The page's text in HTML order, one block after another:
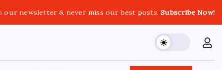
our newsletter & never miss our best posts.Subscribe Now!